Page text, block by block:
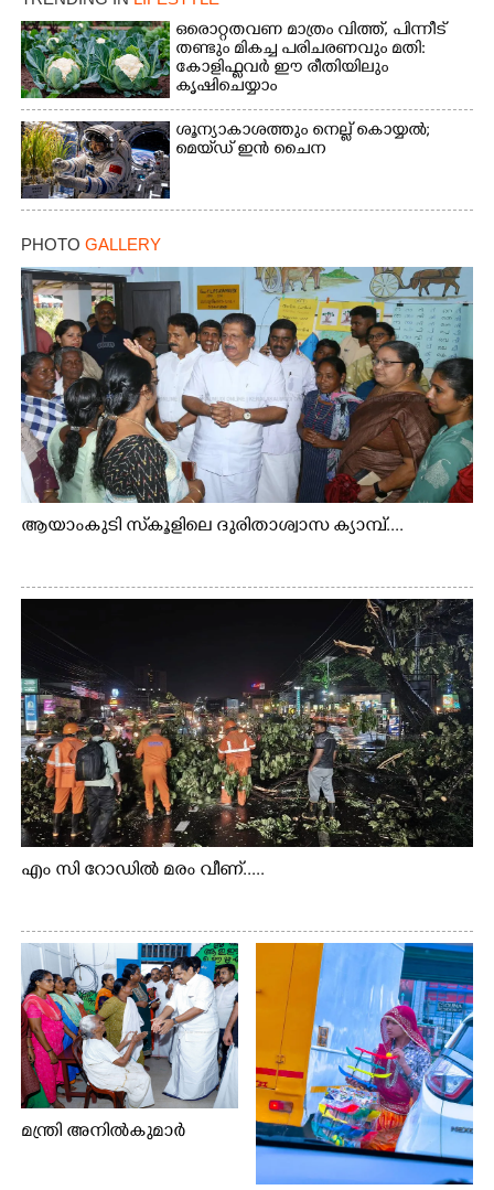
ഒരൊറ്റതവണ മാത്രം വിത്ത്, പിന്നീട്
തണ്ടും മികച്ച പരിചരണവും മതി:
കോളിഫ്ലവർ ഈ രീതിയിലും
കൃഷിചെയ്യാം
ശൂന്യാകാശത്തും നെല്ല് കൊയ്യൽ;
മെയ്‌ഡ് ഇൻ ചൈന
PHOTO GALLERY
ആയാംകുടി സ്‌കൂളിലെ ദുരിതാശ്വാസ ക്യാമ്പ്....
എം സി റോഡിൽ മരം വീണ്.....
മന്ത്രി അനിൽകുമാർ